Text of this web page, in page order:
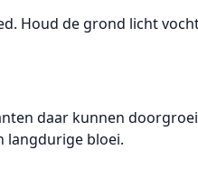
. Houd de grond licht
daar kunnen
langdurige bloei.